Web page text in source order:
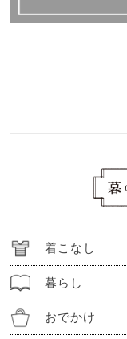
着こなし
暮らし
おでかけ